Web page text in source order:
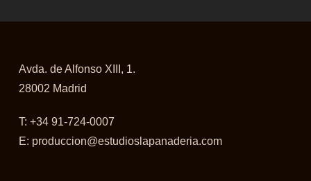
Avda. de Alfonso XIII, 1.
28002 Madrid
T: +34 91-724-0007
E: produccion@estudioslapanaderia.com